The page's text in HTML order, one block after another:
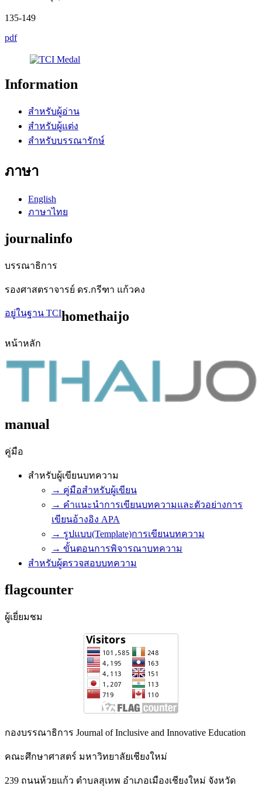
135-149
pdf
Information
สำหรับผู้อ่าน
สำหรับผู้แต่ง
สำหรับบรรณารักษ์
ภาษา
English
ภาษาไทย
journalinfo
บรรณาธิการ
รองศาสตราจารย์ ดร.กรีฑา แก้วคง
อยู่ในฐาน TCIhomethaijo
หน้าหลัก
manual
คู่มือ
สำหรับผู้เขียนบทความ
→ คู่มือสำหรับผู้เขียน
→ คำแนะนำการเขียนบทความและตัวอย่างการ
เขียนอ้างอิง APA
→ รูปแบบ(Template)การเขียนบทความ
→ ขั้นตอนการพิจารณาบทความ
สำหรับผู้ตรวจสอบบทความ
flagcounter
ผู้เยี่ยมชม
กองบรรณาธิการ Journal of Inclusive and Innovative Education
คณะศึกษาศาสตร์ มหาวิทยาลัยเชียงใหม่
239 ถนนห้วยแก้ว ตำบลสุเทพ อำเภอเมืองเชียงใหม่ จังหวัด